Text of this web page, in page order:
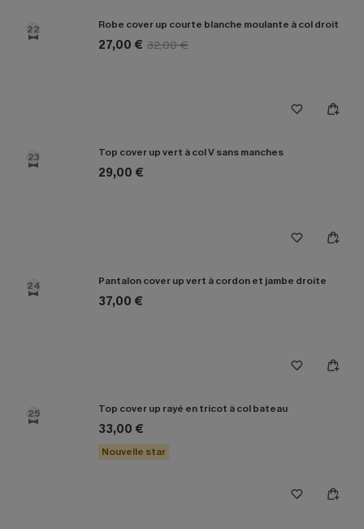
22 Robe cover up courte blanche moulante à col droit
27,00 € 32,00 €
23 Top cover up vert à col V sans manches
29,00 €
24 Pantalon cover up vert à cordon et jambe droite
37,00 €
25 Top cover up rayé en tricot à col bateau
33,00 €
Nouvelle star